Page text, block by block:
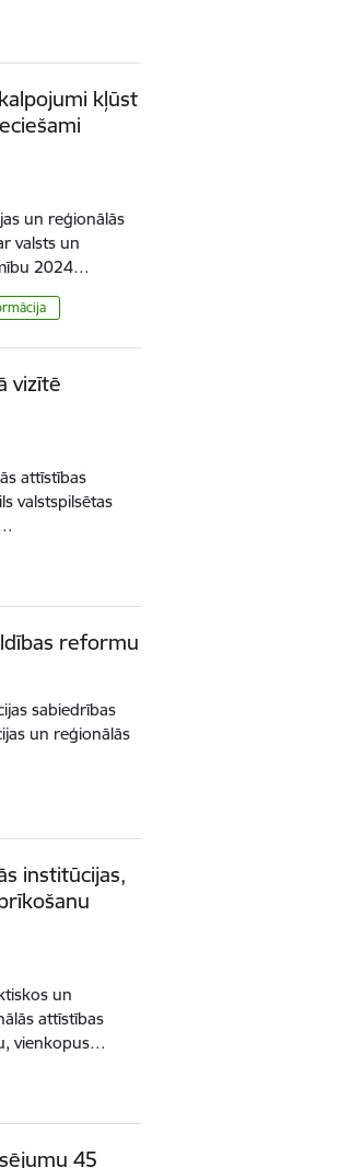
kļūst
un reģionālās
valsts un
2024…
vizītē
attīstības
valstspilsētas
reformu
sabiedrības
un reģionālās
institūcijas,
un
attīstības
vienkopus…
45